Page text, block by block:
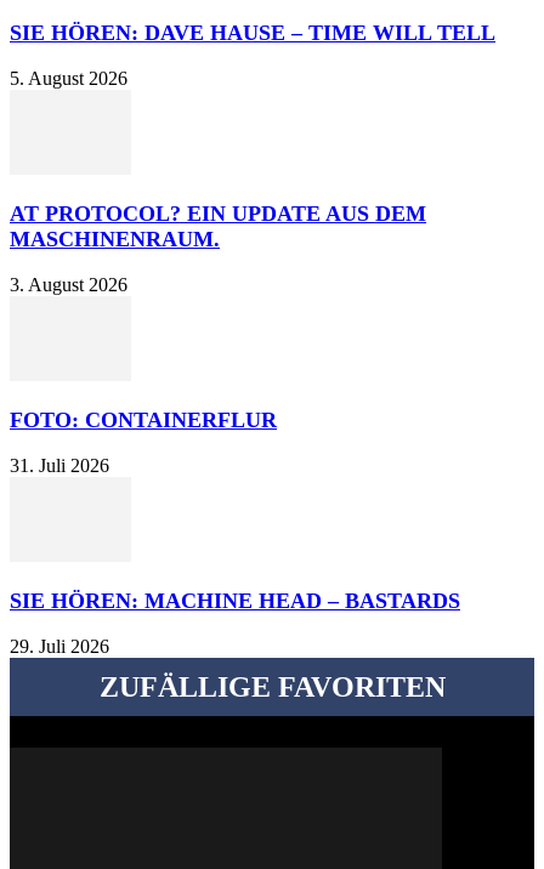
SIE HÖREN: DAVE HAUSE – TIME WILL TELL
5. August 2026
AT PROTOCOL? EIN UPDATE AUS DEM
MASCHINENRAUM.
3. August 2026
FOTO: CONTAINERFLUR
31. Juli 2026
SIE HÖREN: MACHINE HEAD – BASTARDS
29. Juli 2026
ZUFÄLLIGE FAVORITEN